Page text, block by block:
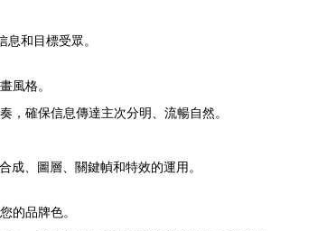
和目標受眾。
風格。
，確保信息傳達主次分明、流暢自然。
成、圖層、關鍵幀和特效的運用。
的品牌色。